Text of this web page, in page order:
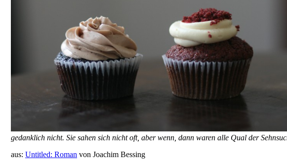
gedanklich nicht. Sie sahen sich nicht oft, aber wenn, dann waren alle Qual der
aus: Untitled: Roman von Joachim Bessing